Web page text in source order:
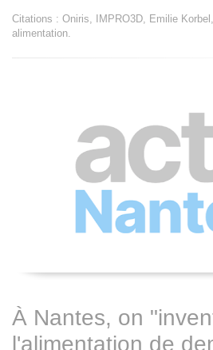
Citations : Oniris, IMPRO3D, Emilie
alimentation.
À Nantes, on
l'alimentation de